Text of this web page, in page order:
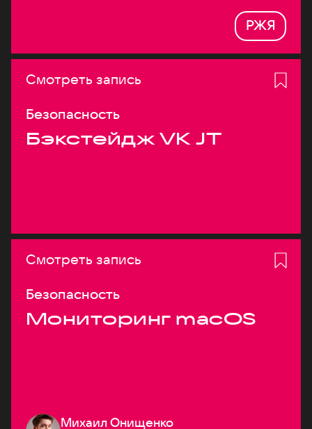
РЖЯ
Смотреть запись
Безопасность
Бэкстейдж VK JT
Смотреть запись
Безопасность
Мониторинг macOS
Михаил Онищенко